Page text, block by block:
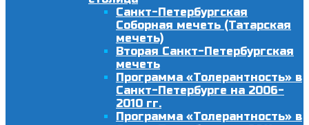
Санкт-Петербургская
Соборная мечеть (Татарская
мечеть)
Вторая Санкт-Петербургская
мечеть
Программа «Толерантность» в
Санкт-Петербурге на 2006-
2010 гг.
Программа «Толерантность» в